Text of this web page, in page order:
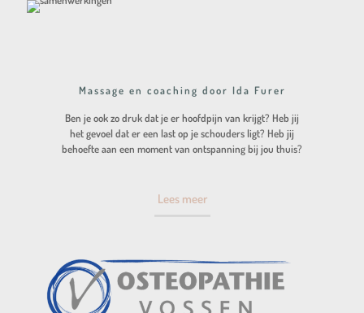
Massage en coaching door Ida Furer
Ben je ook zo druk dat je er hoofdpijn van krijgt? Heb jij
het gevoel dat er een last op je schouders ligt? Heb jij
behoefte aan een moment van ontspanning bij jou thuis?
Lees meer